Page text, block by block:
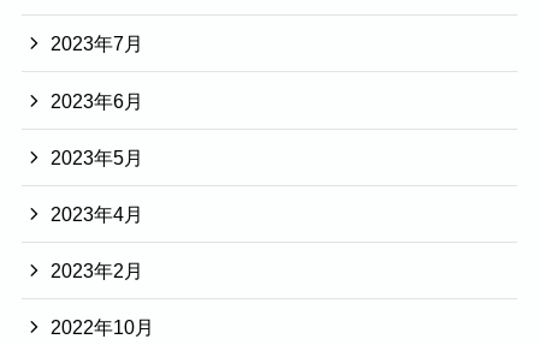
2023年7月
2023年6月
2023年5月
2023年4月
2023年2月
2022年10月